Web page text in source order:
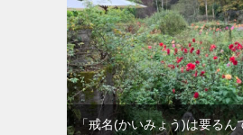
「戒名(かいみょう)は要るん